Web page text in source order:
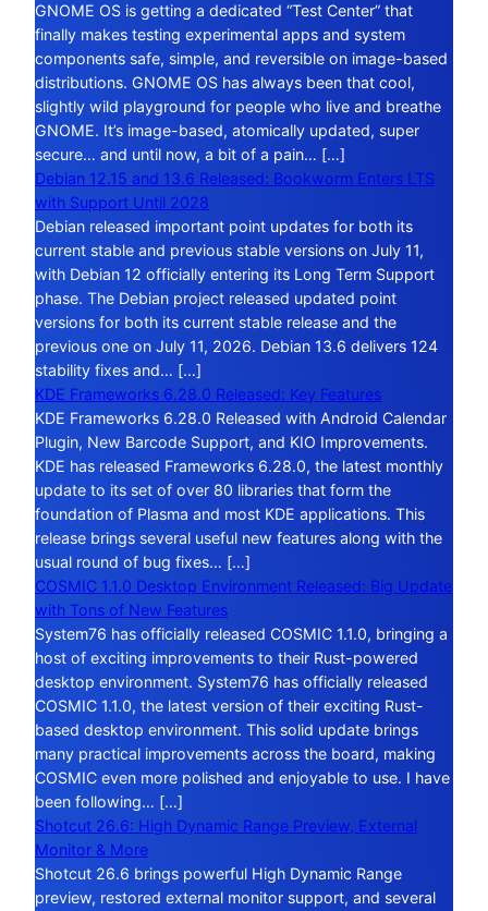
GNOME OS is getting a dedicated “Test Center” that
finally makes testing experimental apps and system
components safe, simple, and reversible on image-based
distributions. GNOME OS has always been that cool,
slightly wild playground for people who live and breathe
GNOME. It’s image-based, atomically updated, super
secure… and until now, a bit of a pain… […]
Debian 12.15 and 13.6 Released: Bookworm Enters LTS
with Support Until 2028
Debian released important point updates for both its
current stable and previous stable versions on July 11,
with Debian 12 officially entering its Long Term Support
phase. The Debian project released updated point
versions for both its current stable release and the
previous one on July 11, 2026. Debian 13.6 delivers 124
stability fixes and… […]
KDE Frameworks 6.28.0 Released: Key Features
KDE Frameworks 6.28.0 Released with Android Calendar
Plugin, New Barcode Support, and KIO Improvements.
KDE has released Frameworks 6.28.0, the latest monthly
update to its set of over 80 libraries that form the
foundation of Plasma and most KDE applications. This
release brings several useful new features along with the
usual round of bug fixes… […]
COSMIC 1.1.0 Desktop Environment Released: Big Update
with Tons of New Features
System76 has officially released COSMIC 1.1.0, bringing a
host of exciting improvements to their Rust-powered
desktop environment. System76 has officially released
COSMIC 1.1.0, the latest version of their exciting Rust-
based desktop environment. This solid update brings
many practical improvements across the board, making
COSMIC even more polished and enjoyable to use. I have
been following… […]
Shotcut 26.6: High Dynamic Range Preview, External
Monitor & More
Shotcut 26.6 brings powerful High Dynamic Range
preview, restored external monitor support, and several